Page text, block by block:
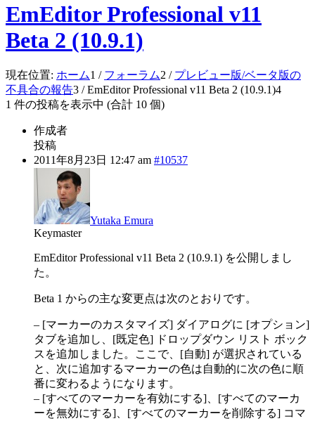
EmEditor Professional v11
Beta 2 (10.9.1)
現在位置: ホーム1 / フォーラム2 / プレビュー版/ベータ版の
不具合の報告3 / EmEditor Professional v11 Beta 2 (10.9.1)4
1 件の投稿を表示中 (合計 10 個)
作成者
投稿
2011年8月23日 12:47 am #10537
Yutaka Emura
Keymaster
EmEditor Professional v11 Beta 2 (10.9.1) を公開しまし
た。
Beta 1 からの主な変更点は次のとおりです。
– [マーカーのカスタマイズ] ダイアログに [オプション]
タブを追加し、[既定色] ドロップダウン リスト ボック
スを追加しました。ここで、[自動] が選択されている
と、次に追加するマーカーの色は自動的に次の色に順
番に変わるようになります。
– [すべてのマーカーを有効にする]、[すべてのマーカ
ーを無効にする]、[すべてのマーカーを削除する] コマ